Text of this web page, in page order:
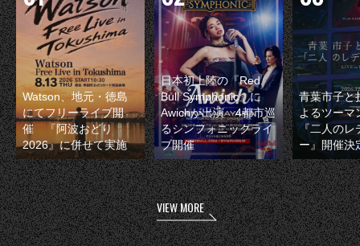
Watson、地元・徳島
にてフリーライブ開
催 『阿波おどり
2026』に併せて実施
日本初上陸の『Red
Bull Symphonic』に
Awichが出演 4都市巡
るシンフォニックライ
ブ開催
青葉市子と
よるツーマ
『二人のレ
ー』開催決
VIEW MORE